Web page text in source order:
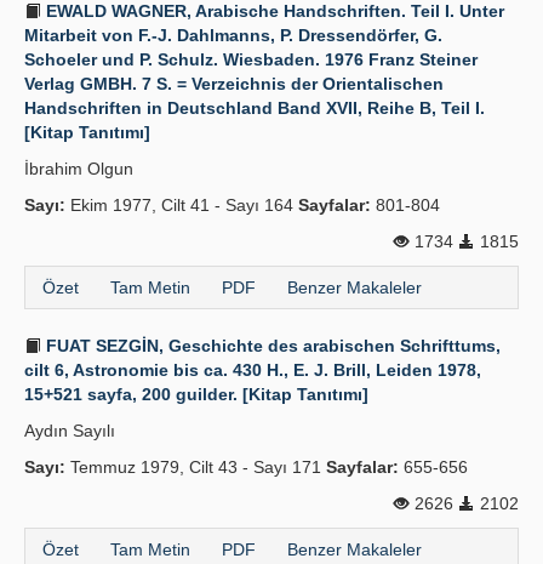
EWALD WAGNER, Arabische Handschriften. Teil I. Unter
Mitarbeit von F.-J. Dahlmanns, P. Dressendörfer, G.
Schoeler und P. Schulz. Wiesbaden. 1976 Franz Steiner
Verlag GMBH. 7 S. = Verzeichnis der Orientalischen
Handschriften in Deutschland Band XVII, Reihe B, Teil I.
[Kitap Tanıtımı]
İbrahim Olgun
Sayı: Ekim 1977, Cilt 41 - Sayı 164 Sayfalar: 801-804
1734
1815
Özet Tam Metin PDF Benzer Makaleler
FUAT SEZGİN, Geschichte des arabischen Schrifttums,
cilt 6, Astronomie bis ca. 430 H., E. J. Brill, Leiden 1978,
15+521 sayfa, 200 guilder. [Kitap Tanıtımı]
Aydın Sayılı
Sayı: Temmuz 1979, Cilt 43 - Sayı 171 Sayfalar: 655-656
2626
2102
Özet Tam Metin PDF Benzer Makaleler